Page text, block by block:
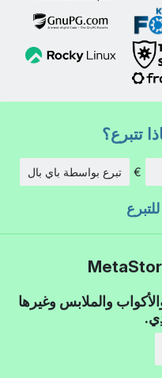
تتبرع؟
€ تبرع بواسطة باي بال
والملابس وغيرها